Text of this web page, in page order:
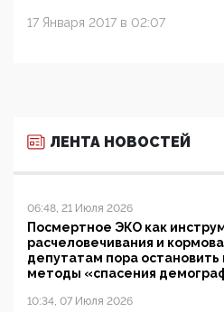
17 Января 2017 в 02:07
ЛЕНТА НОВОСТЕЙ
06:48, 21 Июля 2026
Посмертное ЭКО как
расчеловечивания и
депутатам пора
методы «спасения
10:34, 07 Июля 2026